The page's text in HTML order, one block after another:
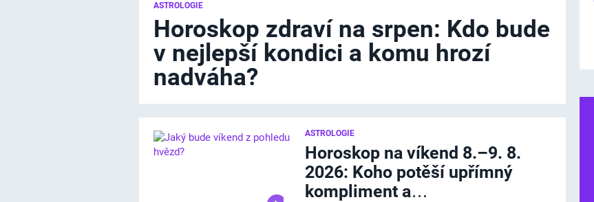
ASTROLOGIE
Horoskop zdraví na srpen: Kdo bude
v nejlepší kondici a komu hrozí
nadváha?
ASTROLOGIE
Horoskop na víkend 8.–9. 8.
2026: Koho potěší upřímný
kompliment a…